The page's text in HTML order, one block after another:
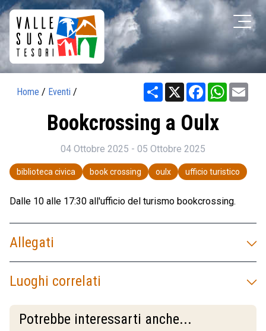
Home / Eventi / Share X Facebook
Bookcrossing a Oulx
04 Ottobre 2025 - 05 Ottobre 2025
biblioteca civica book crossing oulx ufficio turistico
Dalle 10 alle 17:30 all'ufficio del turismo bookcrossing.
Allegati
Luoghi correlati
Potrebbe interessarti anche...